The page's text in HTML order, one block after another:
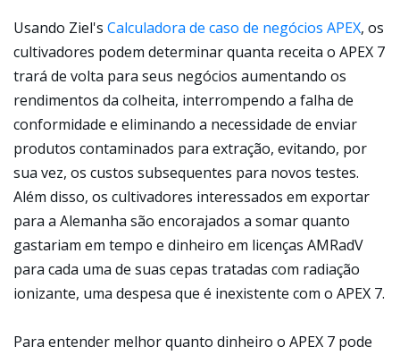
Usando Ziel's Calculadora de caso de negócios APEX, os
cultivadores podem determinar quanta receita o APEX 7
trará de volta para seus negócios aumentando os
rendimentos da colheita, interrompendo a falha de
conformidade e eliminando a necessidade de enviar
produtos contaminados para extração, evitando, por
sua vez, os custos subsequentes para novos testes.
Além disso, os cultivadores interessados em exportar
para a Alemanha são encorajados a somar quanto
gastariam em tempo e dinheiro em licenças AMRadV
para cada uma de suas cepas tratadas com radiação
ionizante, uma despesa que é inexistente com o APEX 7.
Para entender melhor quanto dinheiro o APEX 7 pode